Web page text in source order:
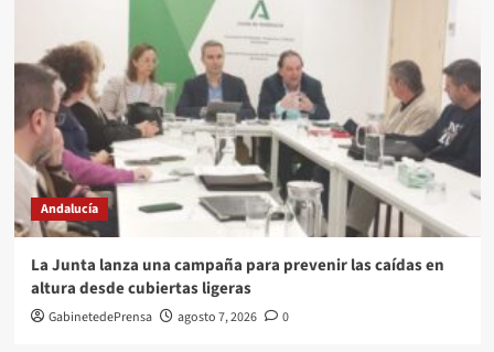
Andalucía
La Junta lanza una campaña para prevenir las caídas en
altura desde cubiertas ligeras
GabinetedePrensa agosto 7, 2026 0